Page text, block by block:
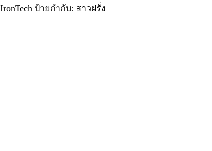
Silicone
IronTech ป้ายกำกับ: สาวฝรั่ง